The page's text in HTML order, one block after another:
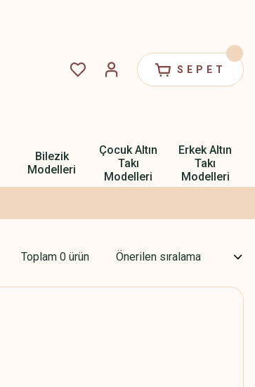
SEPET
Bilezik
Modelleri
Çocuk Altın
Takı
Modelleri
Erkek Altın
Takı
Modelleri
Toplam 0 ürün